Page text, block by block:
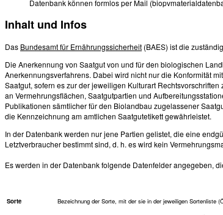
Datenbank können formlos per Mail
Inhalt und Infos
Das Bundesamt für Ernährungssicherheit (BAES) ist die
Die Anerkennung von Saatgut von und für den biologischen
Anerkennungsverfahrens. Dabei wird nicht nur die Konformität
Saatgut, sofern es zur der jeweiligen Kulturart
an Vermehrungsflächen, Saatgutpartien und
Publikationen sämtlicher für den Biolandbau zugelassener
die Kennzeichnung am amtlichen Saatgutetikett gewährleistet.
In der Datenbank werden nur jene Partien gelistet, die eine
Letztverbraucher bestimmt sind, d. h. es wird kein
Es werden in der Datenbank folgende Datenfelder angegeben,
Sorte Bezeichnung der Sorte, mit der sie in der jeweiligen Sortenliste